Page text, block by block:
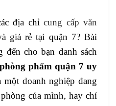
địa chỉcung cấp văn
giá rẻ tại quận 7? Bài
đến cho bạn danh sách
phẩm quận 7 uy
một doanh nghiệp đang
của mình, hay chỉ